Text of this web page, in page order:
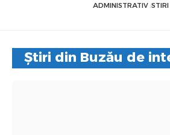
ADMINISTRATIV
Știri din Buzău de